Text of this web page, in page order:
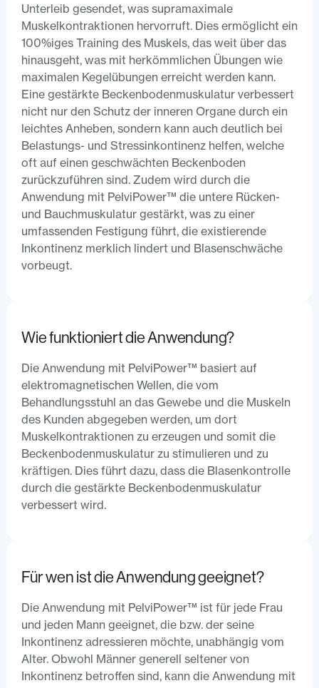
Unterleib gesendet, was supramaximale
Muskelkontraktionen hervorruft. Dies ermöglicht ein
100%iges Training des Muskels, das weit über das
hinausgeht, was mit herkömmlichen Übungen wie
maximalen Kegelübungen erreicht werden kann.
Eine gestärkte Beckenbodenmuskulatur verbessert
nicht nur den Schutz der inneren Organe durch ein
leichtes Anheben, sondern kann auch deutlich bei
Belastungs- und Stressinkontinenz helfen, welche
oft auf einen geschwächten Beckenboden
zurückzuführen sind. Zudem wird durch die
Anwendung mit PelviPower™ die untere Rücken-
und Bauchmuskulatur gestärkt, was zu einer
umfassenden Festigung führt, die existierende
Inkontinenz merklich lindert und Blasenschwäche
vorbeugt.
Wie funktioniert die Anwendung?
Die Anwendung mit PelviPower™ basiert auf
elektromagnetischen Wellen, die vom
Behandlungsstuhl an das Gewebe und die Muskeln
des Kunden abgegeben werden, um dort
Muskelkontraktionen zu erzeugen und somit die
Beckenbodenmuskulatur zu stimulieren und zu
kräftigen. Dies führt dazu, dass die Blasenkontrolle
durch die gestärkte Beckenbodenmuskulatur
verbessert wird.
Für wen ist die Anwendung geeignet?
Die Anwendung mit PelviPower™ ist für jede Frau
und jeden Mann geeignet, die bzw. der seine
Inkontinenz adressieren möchte, unabhängig vom
Alter. Obwohl Männer generell seltener von
Inkontinenz betroffen sind, kann die Anwendung mit